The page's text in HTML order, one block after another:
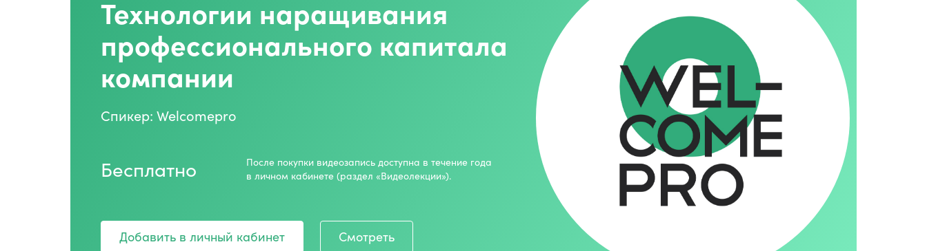
Технологии наращивания
профессионального капитала
компании
Спикер: Welcomepro
Бесплатно
После покупки видеозапись доступна в течение года
в личном кабинете (раздел «Видеолекции»).
Добавить в личный кабинет Смотреть